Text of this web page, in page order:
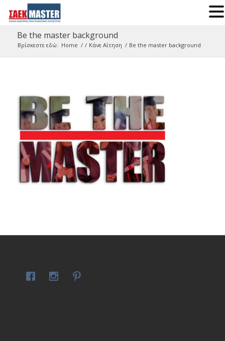
Be the master background
Βρίσκεστε εδώ: Home / / Kάνε Αίτηση / Be the master background